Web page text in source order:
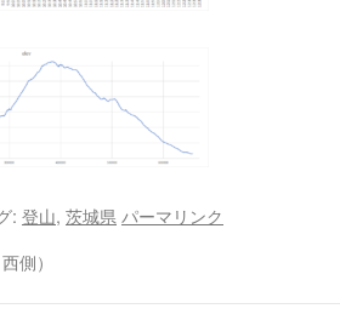
: 登山, 茨城県 パーマリンク
側）